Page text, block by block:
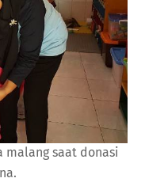
malang saat donasi